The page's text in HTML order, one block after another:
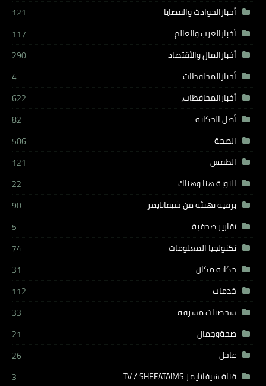
أخبارالحوادث والقضايا
121
أخبارالعرب والعالم
117
أخبارالمال والأقتصاد
290
أخبارالمحافظات
4
أخبارالمحافظات،
622
أصل الحكاية
82
الصحة
506
الطقس
121
النوبة هنا وهناك
22
برقية تهنئة من شيفاتايمز
90
تقارير صحفية
5
تكنولجيا المعلومات
74
حكاية مكان
31
خدمات
112
شخصيات مشرفة
33
صحةوجمال
21
عاجل
26
قناة شيفاتايمز TV / SHEFATAIMS
3